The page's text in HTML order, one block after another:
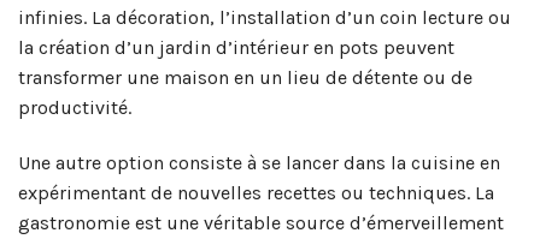
infinies. La décoration, l’installation d’un coin lecture ou
la création d’un jardin d’intérieur en pots peuvent
transformer une maison en un lieu de détente ou de
productivité.
Une autre option consiste à se lancer dans la cuisine en
expérimentant de nouvelles recettes ou techniques. La
gastronomie est une véritable source d’émerveillement